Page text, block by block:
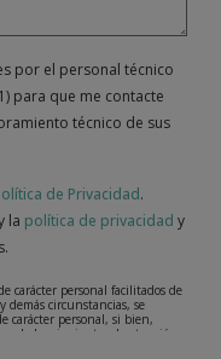
por el personal técnico
para que me contacte
técnico de sus
de Privacidad.
la política de privacidad y
carácter personal facilitados de
demás circunstancias, se
carácter personal, si bien,
de las siguientes, la atención a
la relación establecida, la